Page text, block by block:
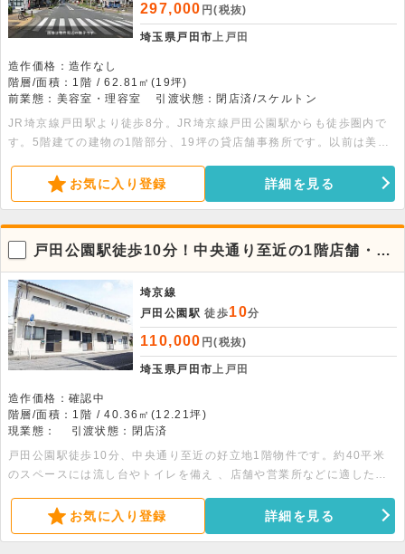
297,000 円(税抜)
埼玉県戸田市上戸田
造作価格：造作なし
階層/面積：1階 / 62.81㎡(19坪)
前業態：美容室・理容室
引渡状態：閉店済/スケルトン
JR埼京線戸田駅より徒歩8分。JR埼京線戸田公園駅からも徒歩圏内で
す。5階建ての建物の1階部分、19坪の貸店舗事務所です。以前は美容
お気に入り登録 詳細を見る
戸田公園駅徒歩10分！中央通り至近の1階店舗・事
務所スペース
埼京線
戸田公園駅 徒歩10分
110,000 円(税抜)
埼玉県戸田市上戸田
造作価格：確認中
階層/面積：1階 / 40.36㎡(12.21坪)
現業態：
引渡状態：閉店済
戸田公園駅徒歩10分、中央通り至近の好立地1階物件です。約40平米
のスペースには流し台やトイレを備え 、店舗や営業所などに適した環
相談ください。お気に入り登録 詳細を見る